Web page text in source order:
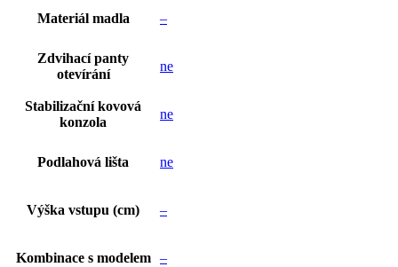
Materiál madla –
Zdvihací panty
otevírání
ne
Stabilizační kovová
konzola
ne
Podlahová lišta ne
Výška vstupu (cm) –
Kombinace s modelem –